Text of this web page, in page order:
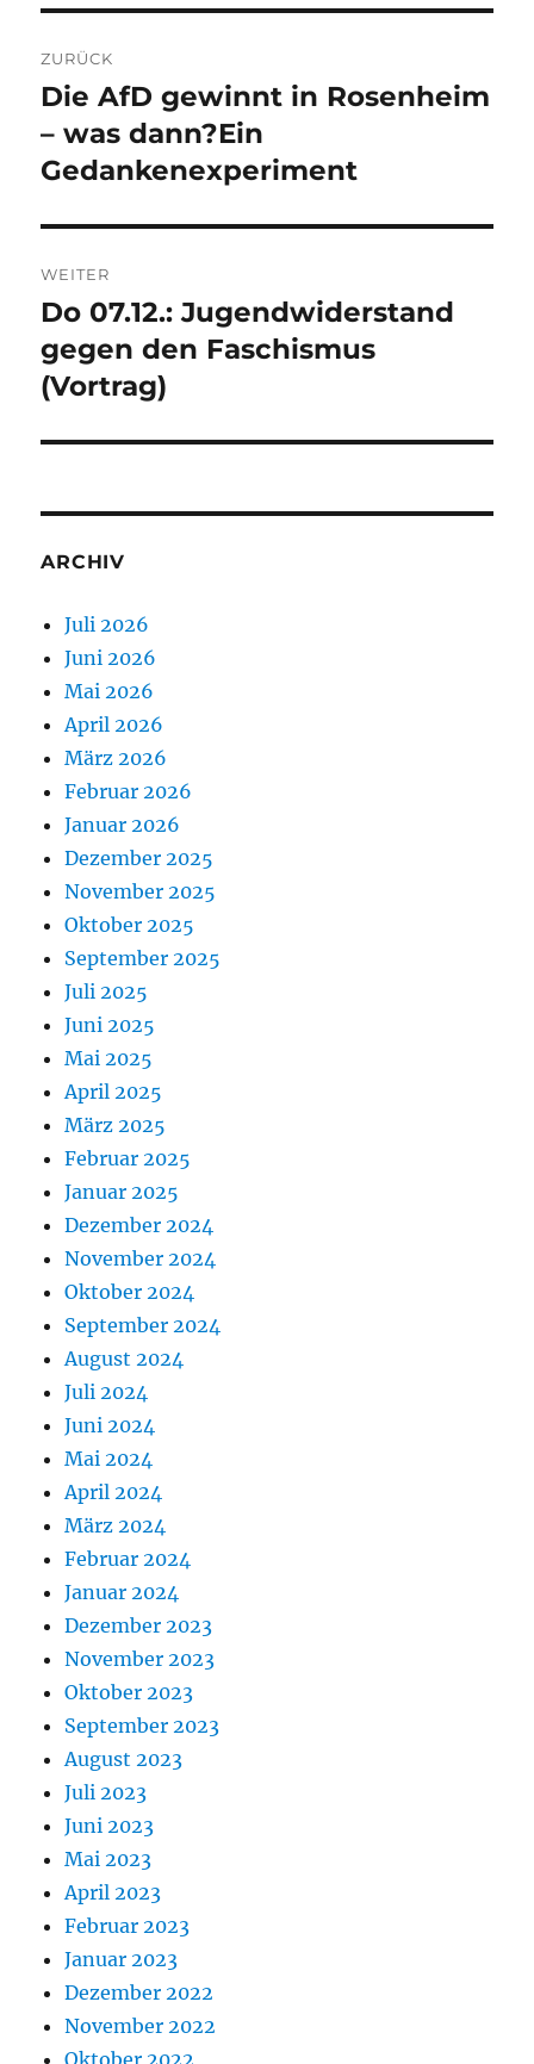
ZURÜCK
Vorheriger
Beitrag:
Die AfD gewinnt in Rosenheim
– was dann?Ein
Gedankenexperiment
WEITER
Nächster
Beitrag:
Do 07.12.: Jugendwiderstand
gegen den Faschismus
(Vortrag)
ARCHIV
Juli 2026
Juni 2026
Mai 2026
April 2026
März 2026
Februar 2026
Januar 2026
Dezember 2025
November 2025
Oktober 2025
September 2025
Juli 2025
Juni 2025
Mai 2025
April 2025
März 2025
Februar 2025
Januar 2025
Dezember 2024
November 2024
Oktober 2024
September 2024
August 2024
Juli 2024
Juni 2024
Mai 2024
April 2024
März 2024
Februar 2024
Januar 2024
Dezember 2023
November 2023
Oktober 2023
September 2023
August 2023
Juli 2023
Juni 2023
Mai 2023
April 2023
Februar 2023
Januar 2023
Dezember 2022
November 2022
Oktober 2022